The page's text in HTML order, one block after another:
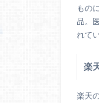
もの
品。
れて
楽
楽天